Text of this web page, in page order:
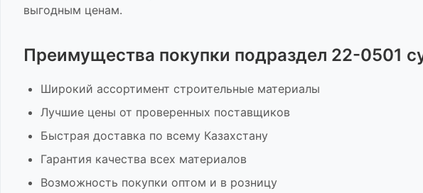
выгодным ценам.
Преимущества покупки подраздел 22-0501
Широкий ассортимент строительные материалы
Лучшие цены от проверенных поставщиков
Быстрая доставка по всему Казахстану
Гарантия качества всех материалов
Возможность покупки оптом и в розницу